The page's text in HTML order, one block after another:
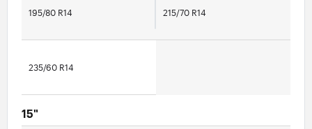
195/80 R14 215/70 R14
235/60 R14
15"